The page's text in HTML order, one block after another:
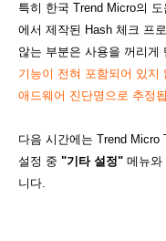
특히 한국 Trend Micro의
에서 제작된 Hash 체크 프
않는 부분은 사용을 꺼리게
기능이 전혀 포함되어 있지
애드웨어 진단명으로 추정
다음 시간에는 Trend Micro
설정 중 "기타 설정" 메뉴와
니다.